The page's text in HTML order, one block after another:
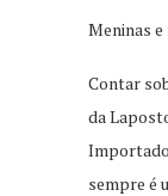
Meninas
Contar
da
sempre é